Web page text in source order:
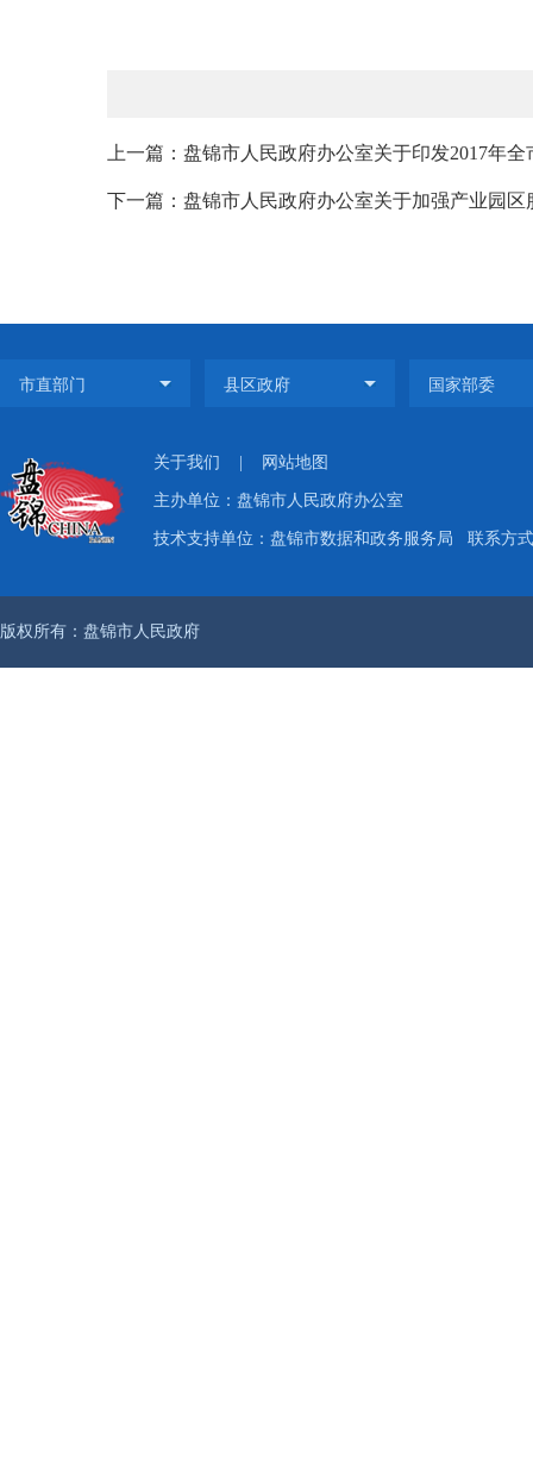
上一篇：盘锦市人民政府办公室关于印发2017年
下一篇：盘锦市人民政府办公室关于加强产业园
关于我们 网站地图
主办单位：盘锦市人民政府办公室
技术支持单位：盘锦市数据和政务服务局 联系方
版权所有：盘锦市人民政府